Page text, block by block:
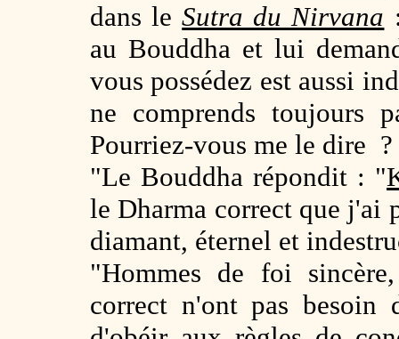
dans leSutra du Nirvana
au Bouddha et lui
vous possédez est aussi
ne comprends toujours
Pourriez-vous me le dire
"Le Bouddha répondit : "
le Dharma correct que j'ai
diamant, éternel et
"Hommes de foi
correct n'ont pas besoin